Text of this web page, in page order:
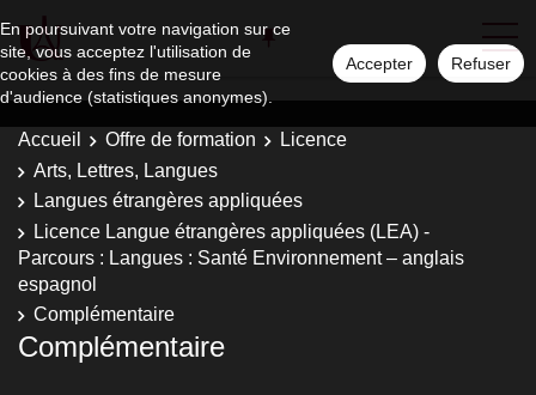
En poursuivant votre navigation sur ce
site, vous acceptez l'utilisation de
cookies à des fins de mesure
d'audience (statistiques anonymes).
Accepter Refuser
Accueil Offre de formation
Licence
Arts, Lettres, Langues
Langues étrangères appliquées
Licence Langue étrangères appliquées (LEA) -
Parcours : Langues : Santé Environnement – anglais
espagnol
Complémentaire
Complémentaire